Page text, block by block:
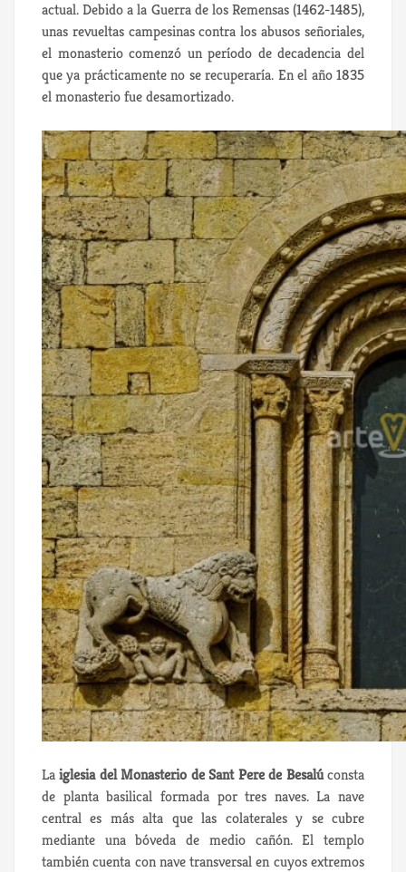
actual. Debido a la Guerra de los Remensas (1462-1485),
unas revueltas campesinas contra los abusos señoriales,
el monasterio comenzó un período de decadencia del
que ya prácticamente no se recuperaría. En el año 1835
el monasterio fue desamortizado.
Laiglesia del Monasterio de Sant Pere de Besalúconsta
de planta basilical formada por tres naves. La nave
central es más alta que las colaterales y se cubre
mediante una bóveda de medio cañón. El templo
también cuenta con nave transversal en cuyos extremos